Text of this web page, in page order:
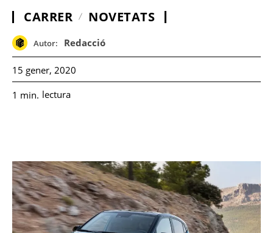
CARRER NOVETATS
Autor: Redacció
15 gener, 2020
1 min. lectura